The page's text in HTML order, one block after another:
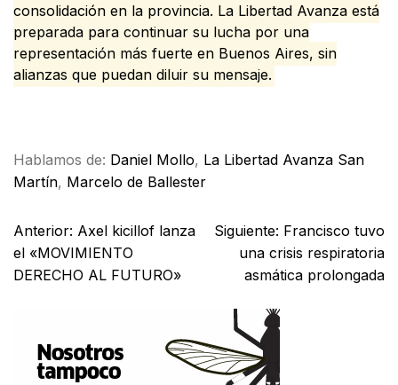
consolidación en la provincia. La Libertad Avanza está
preparada para continuar su lucha por una
representación más fuerte en Buenos Aires, sin
alianzas que puedan diluir su mensaje.
Hablamos de: Daniel Mollo, La Libertad Avanza San
Martín, Marcelo de Ballester
Anterior: Axel kicillof lanza
el «MOVIMIENTO
DERECHO AL FUTURO»
Siguiente: Francisco tuvo
una crisis respiratoria
asmática prolongada